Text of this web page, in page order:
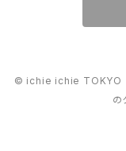
トートーバッグ
コロンとしたハンドバ
© ichie ichie TOKYO
の